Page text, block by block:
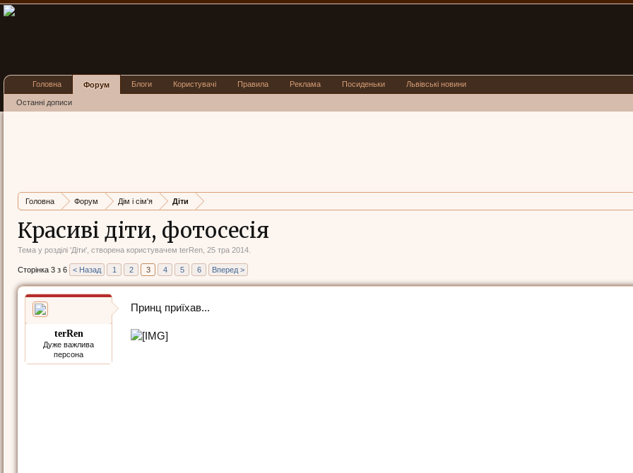
Головна Форум Дім і сім'я Діти
Красиві діти, фотосесія
Тема у розділі 'Діти', створена користувачем terRen 25 тра 2014
Сторінка 3 з 6 < Назад 1 2 3 4 5 6 Вперед >
terRen
Дуже важлива
персона
Принц приїхав...
Головна Форум
Останні дописи
Блоги Користувачі Правила Реклама Посиденьки Львівські новини